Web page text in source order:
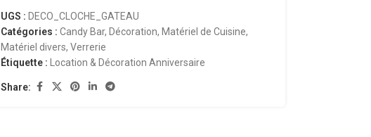
UGS : DECO_CLOCHE_GATEAU
Catégories : Candy Bar, Décoration, Matériel de Cuisine,
Matériel divers, Verrerie
Étiquette :
Location & Décoration Anniversaire
Share: